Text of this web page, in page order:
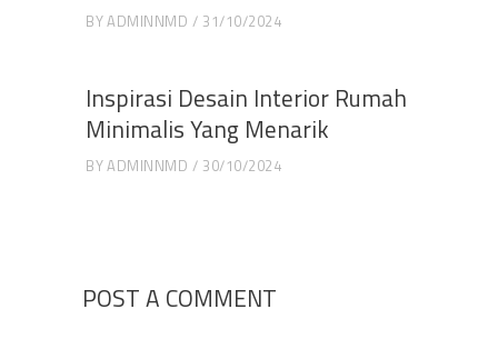
BYADMINNMD 31/10/2024
Inspirasi Desain Interior Rumah
Minimalis Yang Menarik
BYADMINNMD 30/10/2024
POST A COMMENT